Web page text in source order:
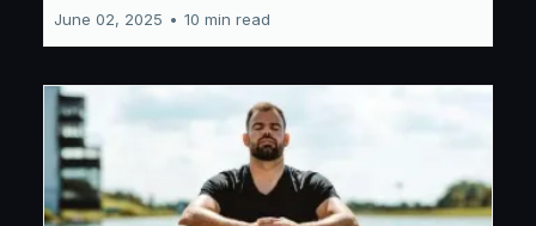
June 02, 2025 • 10 min read